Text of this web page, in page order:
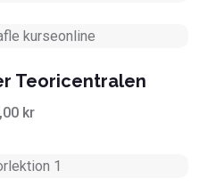
Teoricentralen
kr